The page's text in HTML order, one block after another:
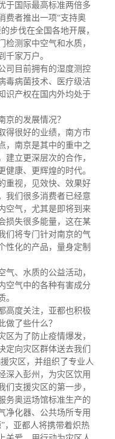
于国际最高标准两倍多
费者推出一项“支持奥
步伐在全国各地开展，
测家中空气和水质，
千家万户。
司目前拥有的湿度测控
毒病菌技术、医疗级洁
识产权在国内外均处于
京的发展情况？
得很好的业绩，南方市
，南京是其中的重中之
立更深层次的合作，
康、更辉煌的时代。
重视，见效快、效果好
我们很多消费者已经意
空气，尤其是即将到来
损失很多能量，这在某
们将专门针对南京的气
性化的产品，量身定制
气、水质的公益活动，
空气中的各种有害成分
。
高度关注，亚都也积极
做了些什么？
区为了防止疫情爆发，
定向灾区群体送去我们
灾区，并组织了专业人
深入彭州，为灾区饮用
支援灾区的第一步，
务奥运场馆标准生产的
净化器、公共场所专用
”，亚都人将携带着炽热